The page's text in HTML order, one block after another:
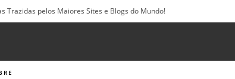
Trazidas pelos Maiores Sites e Blogs do Mundo!